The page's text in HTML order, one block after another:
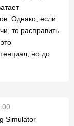
Однако, если
то расправить
но до
Simulator